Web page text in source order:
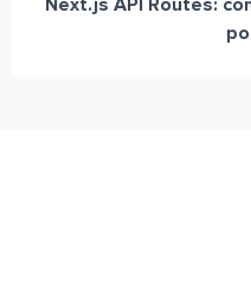
Next.js API Routes: